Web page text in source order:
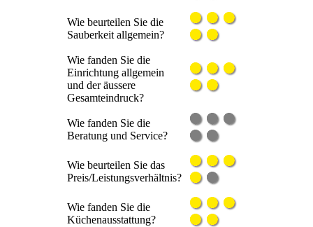
Wie beurteilen Sie die
Sauberkeit allgemein?
Wie fanden Sie die
Einrichtung allgemein
und der äussere
Gesamteindruck?
Wie fanden Sie die
Beratung und Service?
Wie beurteilen Sie das
Preis/Leistungsverhältnis?
Wie fanden Sie die
Küchenausstattung?